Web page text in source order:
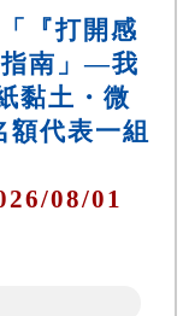
『打開感
指南」—我
黏土・微
代表一組
08/01